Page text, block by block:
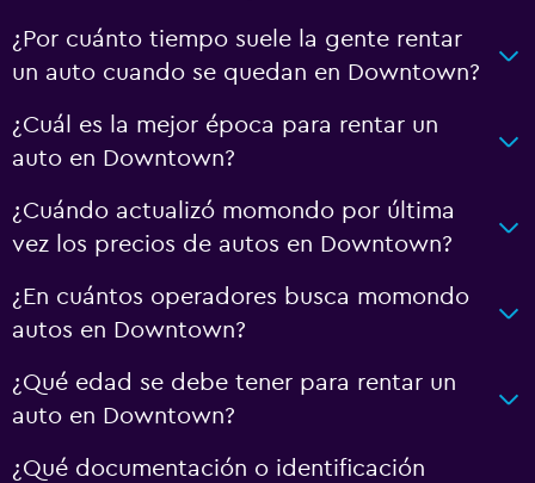
¿Por cuánto tiempo suele la gente rentar
un auto cuando se quedan en Downtown?
¿Cuál es la mejor época para rentar un
auto en Downtown?
¿Cuándo actualizó momondo por última
vez los precios de autos en Downtown?
¿En cuántos operadores busca momondo
autos en Downtown?
¿Qué edad se debe tener para rentar un
auto en Downtown?
¿Qué documentación o identificación